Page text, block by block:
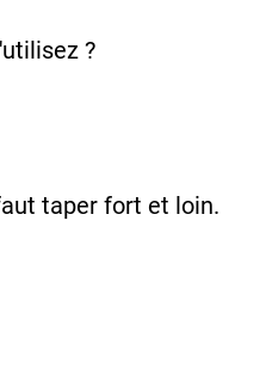
?
taper fort et loin.